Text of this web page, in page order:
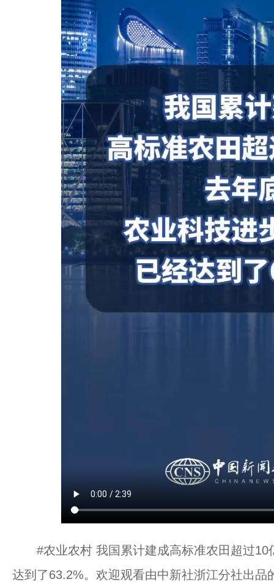
#农业农村 我国累计建成高标准农田超过10
达到了63.2%。欢迎观看由中新社浙江分社出